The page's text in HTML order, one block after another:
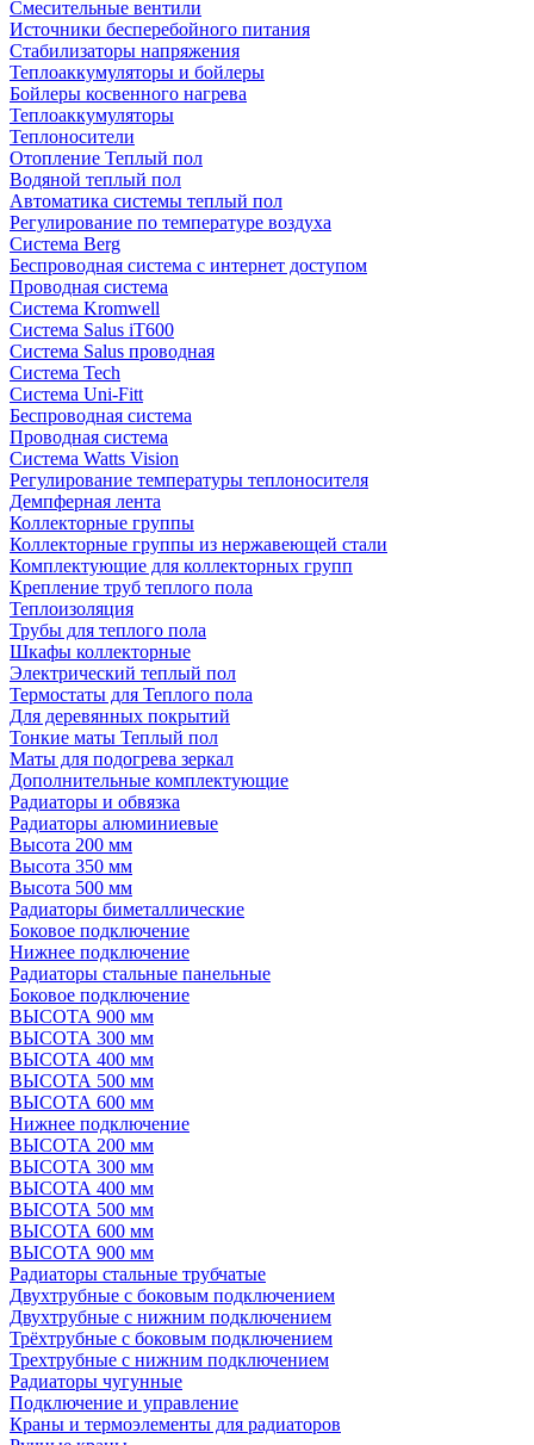
Смесительные вентили
Источники бесперебойного питания
Стабилизаторы напряжения
Теплоаккумуляторы и бойлеры
Бойлеры косвенного нагрева
Теплоаккумуляторы
Теплоносители
Отопление Теплый пол
Водяной теплый пол
Автоматика системы теплый пол
Регулирование по температуре воздуха
Система Berg
Беспроводная система с интернет доступом
Проводная система
Система Kromwell
Система Salus iT600
Система Salus проводная
Система Tech
Система Uni-Fitt
Беспроводная система
Проводная система
Система Watts Vision
Регулирование температуры теплоносителя
Демпферная лента
Коллекторные группы
Коллекторные группы из нержавеющей стали
Комплектующие для коллекторных групп
Крепление труб теплого пола
Теплоизоляция
Трубы для теплого пола
Шкафы коллекторные
Электрический теплый пол
Термостаты для Теплого пола
Для деревянных покрытий
Тонкие маты Теплый пол
Маты для подогрева зеркал
Дополнительные комплектующие
Радиаторы и обвязка
Радиаторы алюминиевые
Высота 200 мм
Высота 350 мм
Высота 500 мм
Радиаторы биметаллические
Боковое подключение
Нижнее подключение
Радиаторы стальные панельные
Боковое подключение
ВЫСОТА 900 мм
ВЫСОТА 300 мм
ВЫСОТА 400 мм
ВЫСОТА 500 мм
ВЫСОТА 600 мм
Нижнее подключение
ВЫСОТА 200 мм
ВЫСОТА 300 мм
ВЫСОТА 400 мм
ВЫСОТА 500 мм
ВЫСОТА 600 мм
ВЫСОТА 900 мм
Радиаторы стальные трубчатые
Двухтрубные с боковым подключением
Двухтрубные с нижним подключением
Трёхтрубные с боковым подключением
Трехтрубные с нижним подключением
Радиаторы чугунные
Подключение и управление
Краны и термоэлементы для радиаторов